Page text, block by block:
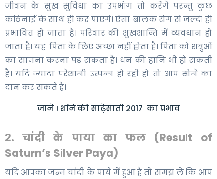
जीवन के सुख सुविधा का उपभोग तो करेंगे परन्तु कुछ
कठिनाई के साथ ही कर पाएंगे। ऐसा बालक रोग से जल्दी ही
प्रभावित हो जाता है। परिवार की शुखशान्ति में व्यवधान हो
जाता है। यह पिता के लिए अच्छा नहीं होता है। पिता को शत्रुओं
का सामना करना पड़ सकता है। धन की हानि भी हो सकती
है। यदि ज्यादा परेशानी उत्पन्न हो रही हो तो आप सोने का
दान कर सकते है।
जाने ! शनि की साढ़ेसाती 2017 का प्रभाव
2. चांदी के पाया का फल (Result of
Saturn’s Silver Paya)
यदि आपका जन्म चांदी के पाये में हुआ है तो समझ ले कि आप